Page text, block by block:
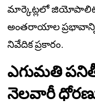
మార్కెట్లలో
అంతరాయాల ప్రభావాన్ని
నివేదిక ప్రకారం.
ఎగుమతి
నెలవారీ